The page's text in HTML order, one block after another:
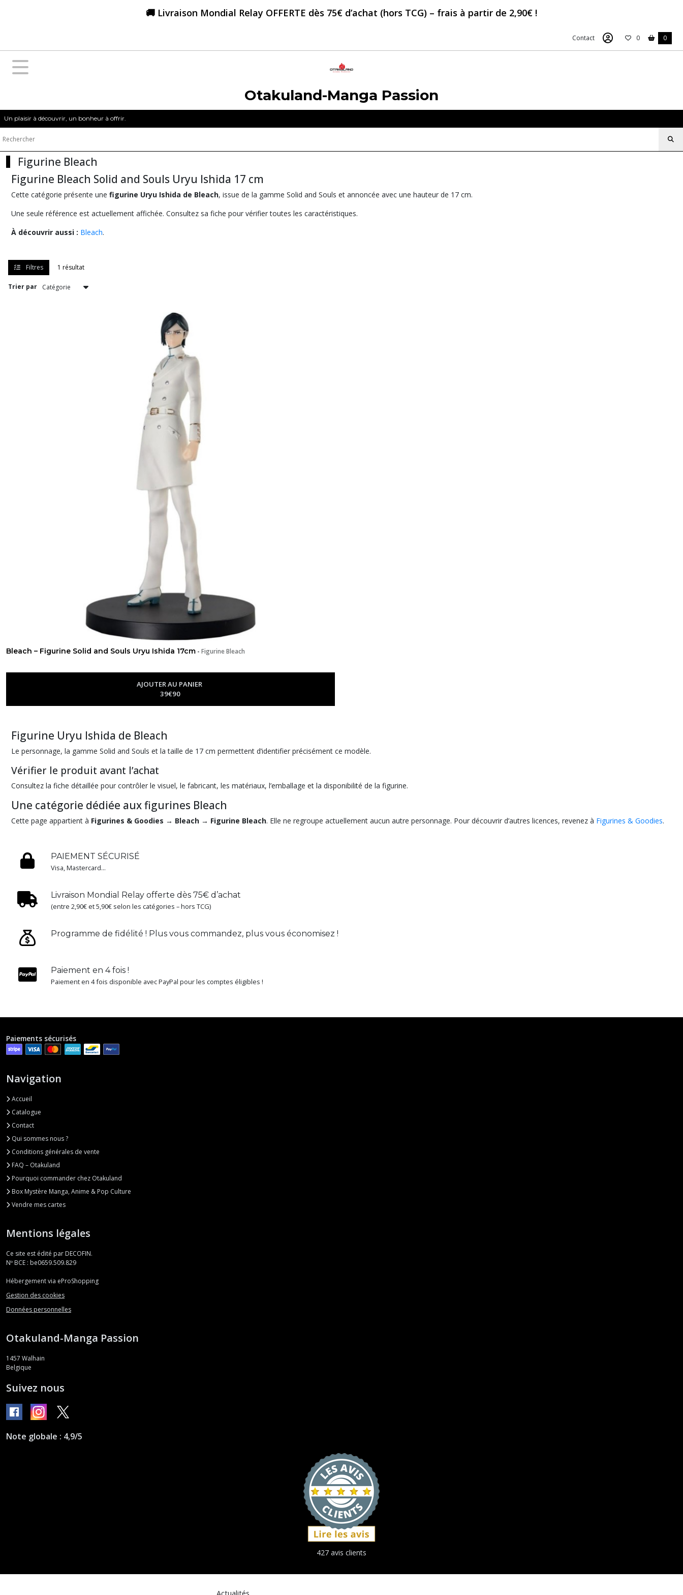
🚚 Livraison Mondial Relay OFFERTE dès 75€ d’achat (hors TCG) – frais à partir de 2,90€ !
Contact 0 0
Otakuland-Manga Passion
Un plaisir à découvrir, un bonheur à offrir.
Figurine Bleach
Figurine Bleach Solid and Souls Uryu Ishida 17 cm
Cette catégorie présente une figurine Uryu Ishida de Bleach, issue de la gamme Solid and Souls et annoncée avec une hauteur de 17 cm.
Une seule référence est actuellement affichée. Consultez sa fiche pour vérifier toutes les caractéristiques.
À découvrir aussi : Bleach.
Filtres 1 résultat
Trier par
Bleach – Figurine Solid and Souls Uryu Ishida 17cm - Figurine Bleach
AJOUTER AU PANIER
39€90
Figurine Uryu Ishida de Bleach
Le personnage, la gamme Solid and Souls et la taille de 17 cm permettent d’identifier précisément ce modèle.
Vérifier le produit avant l’achat
Consultez la fiche détaillée pour contrôler le visuel, le fabricant, les matériaux, l’emballage et la disponibilité de la figurine.
Une catégorie dédiée aux figurines Bleach
Cette page appartient à Figurines & Goodies → Bleach → Figurine Bleach. Elle ne regroupe actuellement aucun autre personnage. Pour découvrir d’autres licences, revenez à Figurines & Goodies.
PAIEMENT SÉCURISÉ
Visa, Mastercard...
Livraison Mondial Relay offerte dès 75€ d’achat
(entre 2,90€ et 5,90€ selon les catégories – hors TCG)
Programme de fidélité ! Plus vous commandez, plus vous économisez !
Paiement en 4 fois !
Paiement en 4 fois disponible avec PayPal pour les comptes éligibles !
Tous
Bleach
Figurine
Bleach
(1)
Afficher
les
résultats
Paiements sécurisés
Navigation
Accueil
Catalogue
Contact
Qui sommes nous ?
Conditions générales de vente
FAQ – Otakuland
Pourquoi commander chez Otakuland
Box Mystère Manga, Anime & Pop Culture
Vendre mes cartes
Mentions légales
Ce site est édité par DECOFIN.
Nº BCE : be0659.509.829
Hébergement via eProShopping
Gestion des cookies
Données personnelles
Otakuland-Manga Passion
1457 Walhain
Belgique
Suivez nous
Note globale : 4,9/5
427 avis clients